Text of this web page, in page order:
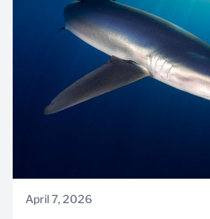
April 7, 2026